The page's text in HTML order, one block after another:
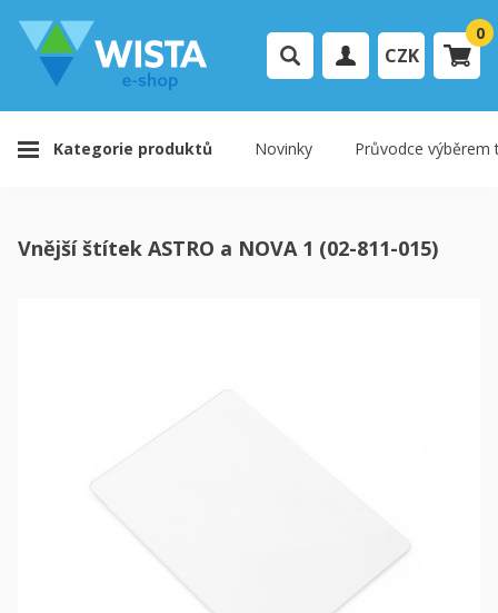
Registrace uživatele
CZK
0
K pokladně
Kategorie produktů Novinky Průvodce výběrem
Vnější štítek ASTRO a NOVA 1 (02-811-015)